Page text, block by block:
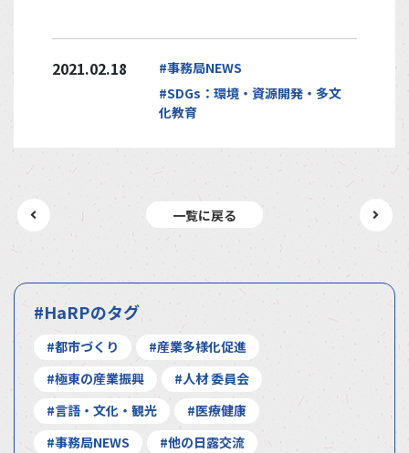
2021.02.18
#事務局NEWS
#SDGs：環境・資源開発・多文
化教育
一覧に戻る
#HaRPのタグ
#都市づくり
#産業多様化促進
#極東の産業振興
#人材 委員会
#言語・文化・観光
#医療健康
#事務局NEWS
#他の日露交流